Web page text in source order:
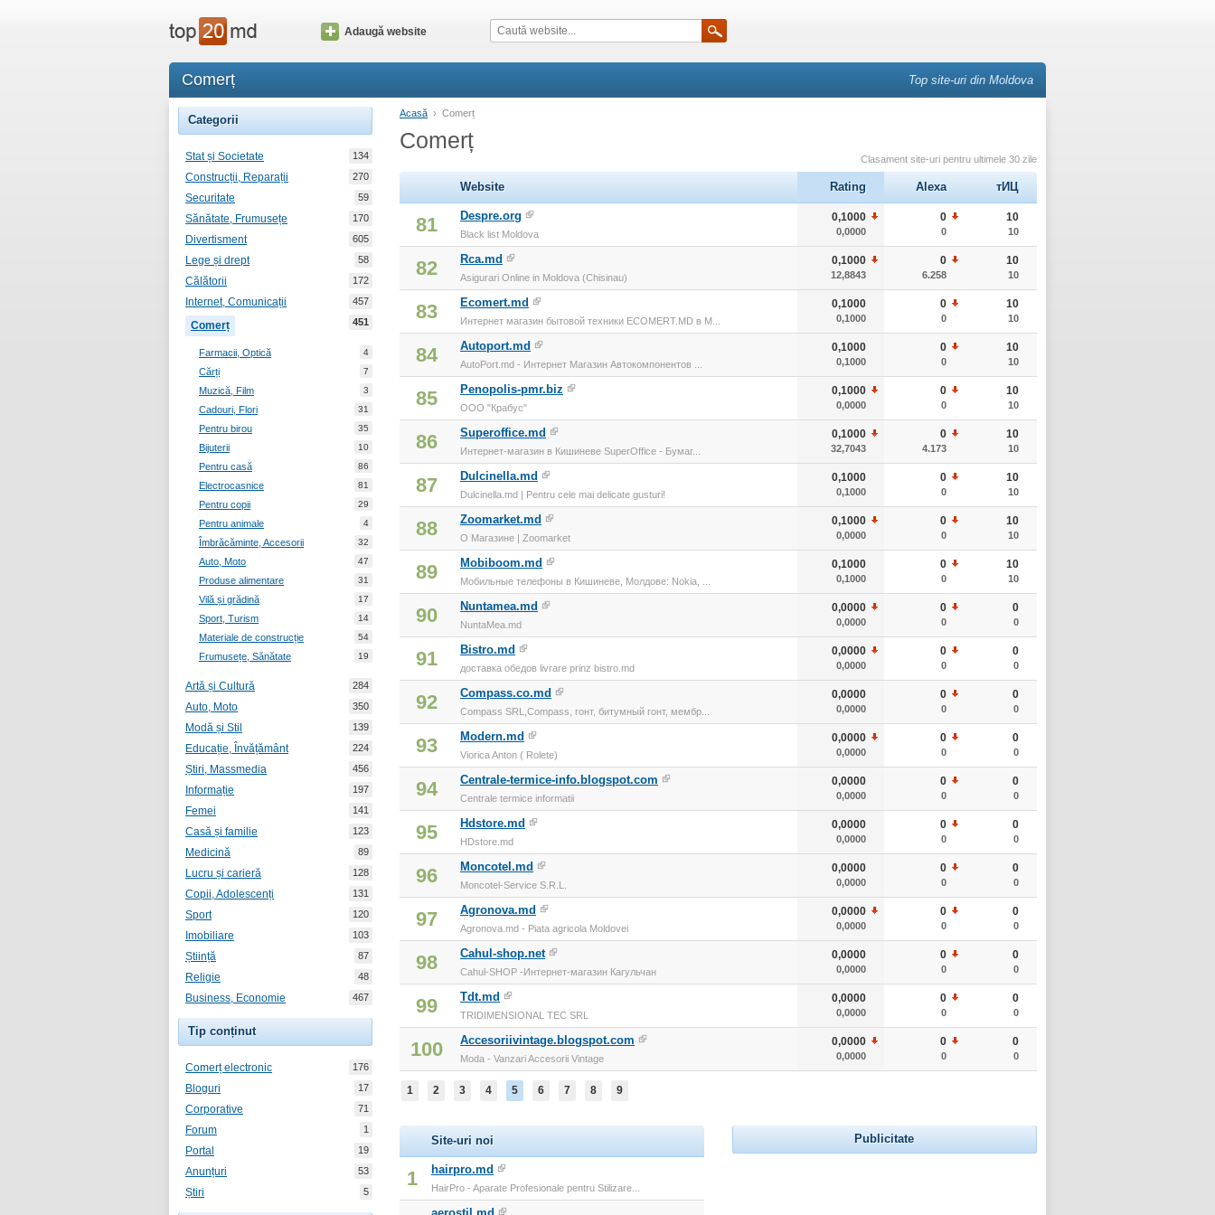
Adaugă website
Comerț Top site-uri din Moldova
Categorii
Stat și Societate 134
Construcții, Reparații 270
Securitate 59
Sănătate, Frumusețe 170
Divertisment 605
Lege și drept 58
Călătorii 172
Internet, Comunicații 457
Comerț 451
Farmacii, Optică 4
Cărți 7
Muzică, Film 3
Cadouri, Flori 31
Pentru birou 35
Bijuterii 10
Pentru casă 86
Electrocasnice 81
Pentru copii 29
Pentru animale 4
Îmbrăcăminte, Accesorii 32
Auto, Moto 47
Produse alimentare 31
Vilă și grădină 17
Sport, Turism 14
Materiale de construcție 54
Frumusețe, Sănătate 19
Artă și Cultură 284
Auto, Moto 350
Modă și Stil 139
Educație, Învățământ 224
Știri, Massmedia 456
Informație 197
Femei 141
Casă și familie 123
Medicină 89
Lucru și carieră 128
Copii, Adolescenți 131
Sport 120
Imobiliare 103
Știință 87
Religie 48
Business, Economie 467
Tip conținut
Comerț electronic 176
Bloguri 17
Corporative 71
Forum 1
Portal 19
Anunțuri 53
Știri 5
Acasă › Comerț
Comerț
Clasament site-uri pentru ultimele 30 zile
Website Rating Alexa тИЦ
81 Despre.org
Black list Moldova
0,1000
0,0000
0
0
10
10
82 Rca.md
Asigurari Online in Moldova (Chisinau)
0,1000
12,8843
0
6.258
10
10
83 Ecomert.md
Интернет магазин бытовой техники ECOMERT.MD в М...
0,1000
0,1000
0
0
10
10
84 Autoport.md
AutoPort.md - Интернет Магазин Автокомпонентов ...
0,1000
0,1000
0
0
10
10
85 Penopolis-pmr.biz
ООО "Крабус"
0,1000
0,0000
0
0
10
10
86 Superoffice.md
Интернет-магазин в Кишиневе SuperOffice - Бумаг...
0,1000
32,7043
0
4.173
10
10
87 Dulcinella.md
Dulcinella.md | Pentru cele mai delicate gusturi!
0,1000
0,1000
0
0
10
10
88 Zoomarket.md
O Магазине | Zoomarket
0,1000
0,0000
0
0
10
10
89 Mobiboom.md
Мобильные телефоны в Кишиневе, Молдове: Nokia, ...
0,1000
0,1000
0
0
10
10
90 Nuntamea.md
NuntaMea.md
0,0000
0,0000
0
0
0
0
91 Bistro.md
доставка обедов livrare prinz bistro.md
0,0000
0,0000
0
0
0
0
92 Compass.co.md
Compass SRL,Compass, гонт, битумный гонт, мембр...
0,0000
0,0000
0
0
0
0
93 Modern.md
Viorica Anton ( Rolete)
0,0000
0,0000
0
0
0
0
94 Centrale-termice-info.blogspot.com
Centrale termice informatii
0,0000
0,0000
0
0
0
0
95 Hdstore.md
HDstore.md
0,0000
0,0000
0
0
0
0
96 Moncotel.md
Moncotel-Service S.R.L.
0,0000
0,0000
0
0
0
0
97 Agronova.md
Agronova.md - Piata agricola Moldovei
0,0000
0,0000
0
0
0
0
98 Cahul-shop.net
Cahul-SHOP -Интернет-магазин Кагульчан
0,0000
0,0000
0
0
0
0
99 Tdt.md
TRIDIMENSIONAL TEC SRL
0,0000
0,0000
0
0
0
0
100 Accesoriivintage.blogspot.com
Moda - Vanzari Accesorii Vintage
0,0000
0,0000
0
0
0
0
1 2 3 4 5 6 7 8 9
Site-uri noi
1 hairpro.md
HairPro - Aparate Profesionale pentru Stilizare...
aerostil.md
Publicitate